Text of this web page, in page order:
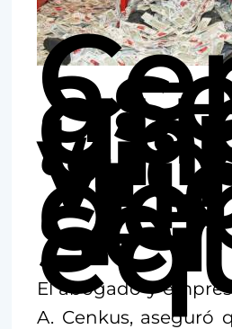
ser
El abogado y
A. Cenkus, aseguró